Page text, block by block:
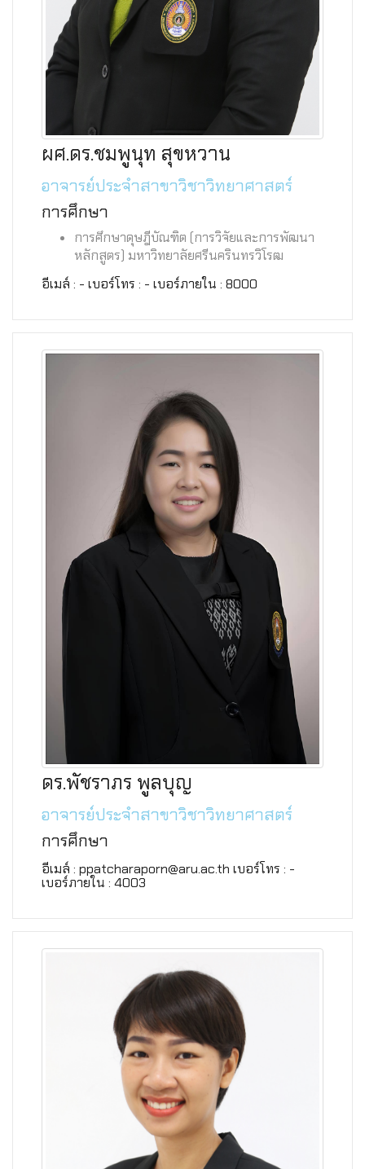
ผศ.ดร.ชมพูนุท สุขหวาน
อาจารย์ประจำสาขาวิชาวิทยาศาสตร์
การศึกษา
การศึกษาดุษฎีบัณฑิต (การวิจัยและการพัฒนา
หลักสูตร) มหาวิทยาลัยศรีนครินทรวิโรฒ
อีเมล์ : - เบอร์โทร : - เบอร์ภายใน : 8000
ดร.พัชราภร พูลบุญ
อาจารย์ประจำสาขาวิชาวิทยาศาสตร์
การศึกษา
อีเมล์ : ppatcharaporn@aru.ac.th เบอร์โทร : -
เบอร์ภายใน : 4003